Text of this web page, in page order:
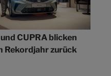
und CUPRA blicken
Rekordjahr zurück